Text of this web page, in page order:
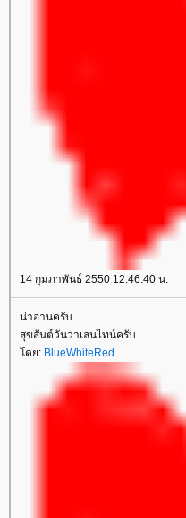
14 กุมภาพันธ์ 2550 12:46:40 น.
น่าอ่านครับ
สุขสันต์วันวาเลนไทน์ครับ
ดย: BlueWhiteRed